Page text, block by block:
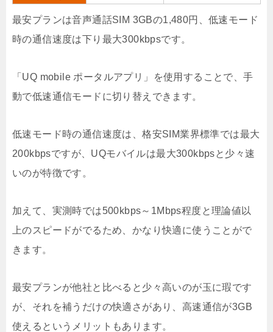
最安プランは音声通話SIM 3GBの1,480円、低速モード
時の通信速度は下り最大300kbpsです。
「UQ mobile ポータルアプリ」を使用することで、手
動で低速通信モードに切り替えできます。
低速モード時の通信速度は、格安SIM業界標準では最大
200kbpsですが、UQモバイルは最大300kbpsと少々速
いのが特徴です。
加えて、実測時では500kbps～1Mbps程度と理論値以
上のスピードがでるため、かなり快適に使うことがで
きます。
最安プランが他社と比べると少々高いのが玉に瑕です
が、それを補うだけの快適さがあり、高速通信が3GB
使えるというメリットもあります。